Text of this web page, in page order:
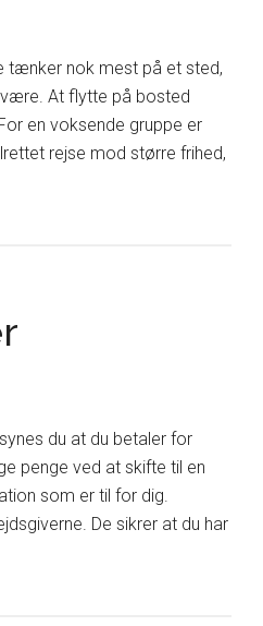
tænker nok mest på et sted,
At flytte på bosted
en voksende gruppe er
rejse mod større frihed,
du at du betaler for
penge ved at skifte til en
som er til for dig.
De sikrer at du har